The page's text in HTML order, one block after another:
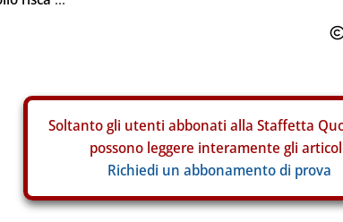
Soltanto gli utenti abbonati alla Staffetta
possono leggere interamente gli
Richiedi un abbonamento di prova